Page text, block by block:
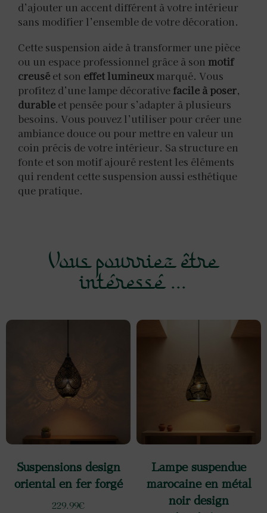
d’ajouter un accent différent à votre intérieur
sans modifier l’ensemble de votre décoration.
Cette suspension aide à transformer une pièce
ou un espace professionnel grâce à son motif
creusé et son effet lumineuxmarqué. Vous
profitez d’une lampe décorativefacile à poser,
durable et pensée pour s’adapter à plusieurs
besoins. Vous pouvez l’utiliser pour créer une
ambiance douce ou pour mettre en valeur un
coin précis de votre intérieur. Sa structure en
fonte et son motif ajouré restent les éléments
qui rendent cette suspension aussi esthétique
que pratique.
Vous pourriez être
intéressé ...
Suspensions design
oriental en fer forgé
229.99€
Lampe suspendue
marocaine en métal
noir design